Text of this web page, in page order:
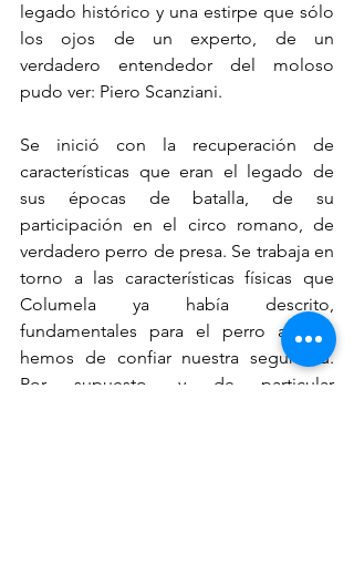
legado histórico y una estirpe que sólo
los ojos de un experto, de un
verdadero entendedor del moloso
pudo ver: Piero Scanziani.
Se inició con la recuperación de
características que eran el legado de
sus épocas de batalla, de su
participación en el circo romano, de
verdadero perro de presa. Se trabaja en
torno a las características físicas que
Columela ya había descrito,
fundamentales para el perro al que
hemos de confiar nuestra seguridad.
Por supuesto, y de particular